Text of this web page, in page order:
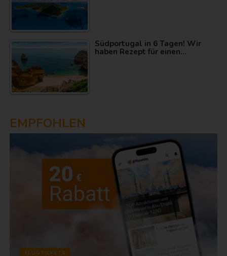
Südportugal in 6 Tagen! Wir
haben Rezept für einen…
EMPFOHLEN
FLUGTICKETS